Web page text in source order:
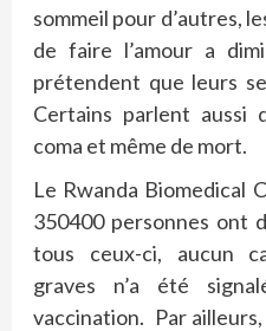
sommeil pour d’autres,
de faire l’amour a
prétendent que leurs
Certains parlent aussi
coma et même de mort.
Le Rwanda Biomedical
350400 personnes ont
tous ceux-ci, aucun
graves n’a été
vaccination. Par